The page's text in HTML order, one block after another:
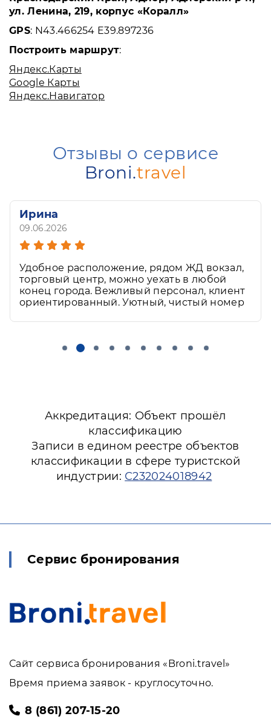
ул. Ленина, 219, корпус «Коралл»
GPS: N43.466254 E39.897236
Построить маршрут:
Яндекс.Карты
Google Карты
Яндекс.Навигатор
Отзывы о сервисе
Broni.travel
Ирина
09.06.2026
Удобное расположение, рядом ЖД вокзал,
торговый центр, можно уехать в любой
конец города. Вежливый персонал, клиент
ориентированный. Уютный, чистый номер
Аккредитация: Объект прошёл
классификацию
Записи в едином реестре объектов
классификации в сфере туристской
индустрии: С232024018942
Сервис бронирования
Сайт сервиса бронирования «Broni.travel»
Время приема заявок - круглосуточно.
8 (861) 207-15-20